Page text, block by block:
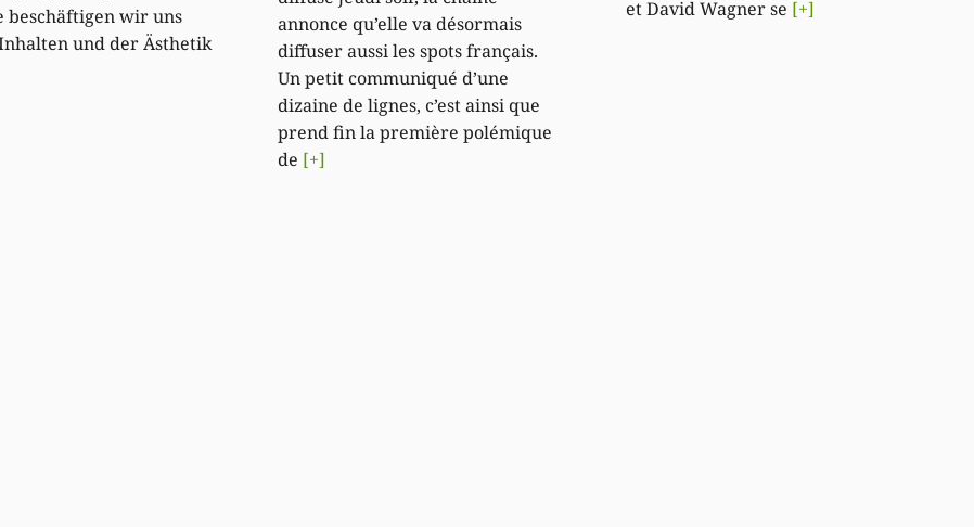
beschäftigen wir uns
und der Ästhetik
annonce qu’elle va désormais
diffuser aussi les spots français.
Un petit communiqué d’une
dizaine de lignes, c’est ainsi que
prend fin la première polémique
de [+]
et David Wagner se [+]